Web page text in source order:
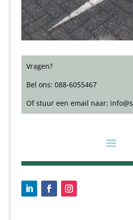
Vragen?
Bel ons: 088-6055467
Of stuur een email naar: